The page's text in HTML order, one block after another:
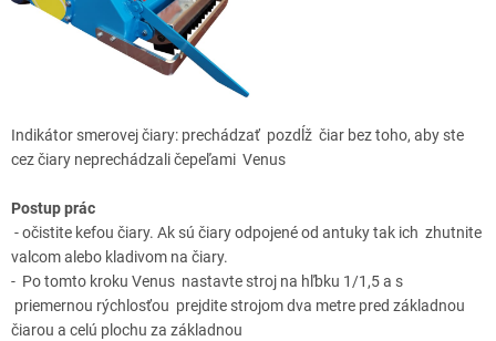
Indikátor smerovej čiary: prechádzať pozdĺž čiar bez toho, aby ste
cez čiary neprechádzali čepeľami Venus
Postup prác
- očistite kefou čiary. Ak sú čiary odpojené od antuky tak ich zhutnite
valcom alebo kladivom na čiary.
- Po tomto kroku Venus nastavte stroj na hľbku 1/1,5 a s
priemernou rýchlosťou prejdite strojom dva metre pred základnou
čiarou a celú plochu za základnou